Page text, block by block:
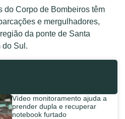
do Corpo de Bombeiros têm
e mergulhadores,
da ponte de Santa
do Sul.
Vídeo monitoramento ajuda a
prender dupla e recuperar
notebook furtado